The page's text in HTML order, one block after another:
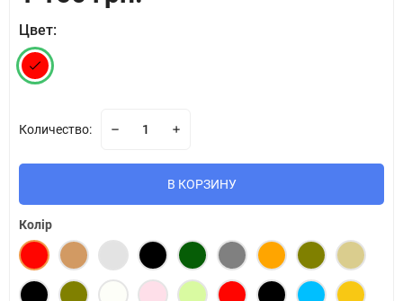
Цвет:
Количество:
В КОРЗИНУ
Колір